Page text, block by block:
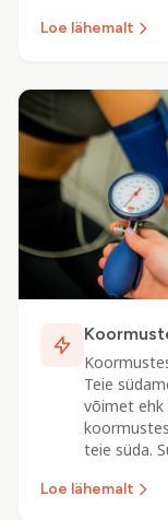
Loe lähemalt
Teie
võimet ehk
teie süda.
Loe lähemalt